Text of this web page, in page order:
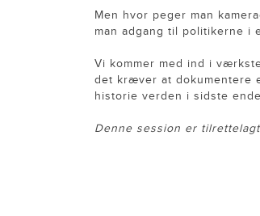
Men hvor peger man
man adgang til politikerne i
Vi kommer med ind i
det kræver at dokumentere
historie verden i sidste
Denne session er